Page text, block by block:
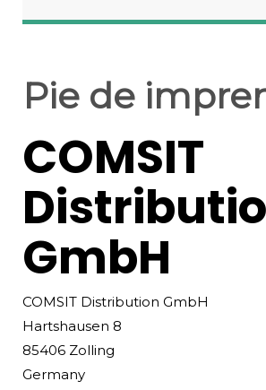
Pie de
COMSIT
GmbH
COMSIT Distribution GmbH
Hartshausen 8
85406 Zolling
Germany